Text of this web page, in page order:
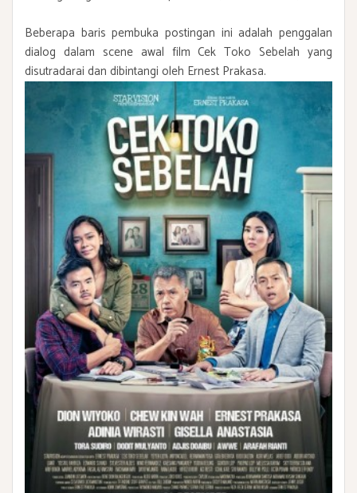
Beberapa baris pembuka postingan ini adalah penggalan
dialog dalam scene awal film Cek Toko Sebelah yang
disutradarai dan dibintangi oleh Ernest Prakasa.